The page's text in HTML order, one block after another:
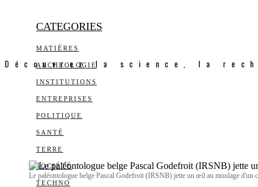
CATEGORIES
MATIÈRES
ARCHEOLOGIE
INSTITUTIONS
ENTREPRISES
POLITIQUE
SANTÉ
TERRE
SOCIÉTÉ
TECHNO
Découvrez la science, la
Le paléontologue belge Pascal Godefroit (IRSNB) jette un œil au moulage d'un